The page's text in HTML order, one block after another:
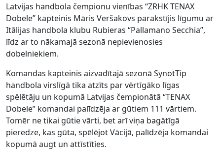
Latvijas handbola čempionu vienības “ZRHK TENAX
Dobele” kapteinis Māris Veršakovs parakstījis līgumu ar
Itālijas handbola klubu Rubieras “Pallamano Secchia”,
līdz ar to nākamajā sezonā nepievienosies
dobelniekiem.
Komandas kapteinis aizvadītajā sezonā SynotTip
handbola virslīgā tika atzīts par vērtīgāko līgas
spēlētāju un kopumā Latvijas čempionātā “TENAX
Dobele” komandai palīdzēja ar gūtiem 111 vārtiem.
Tomēr ne tikai gūtie vārti, bet arī viņa bagātīgā
pieredze, kas gūta, spēlējot Vācijā, palīdzēja komandai
kopumā augt un attīstīties.